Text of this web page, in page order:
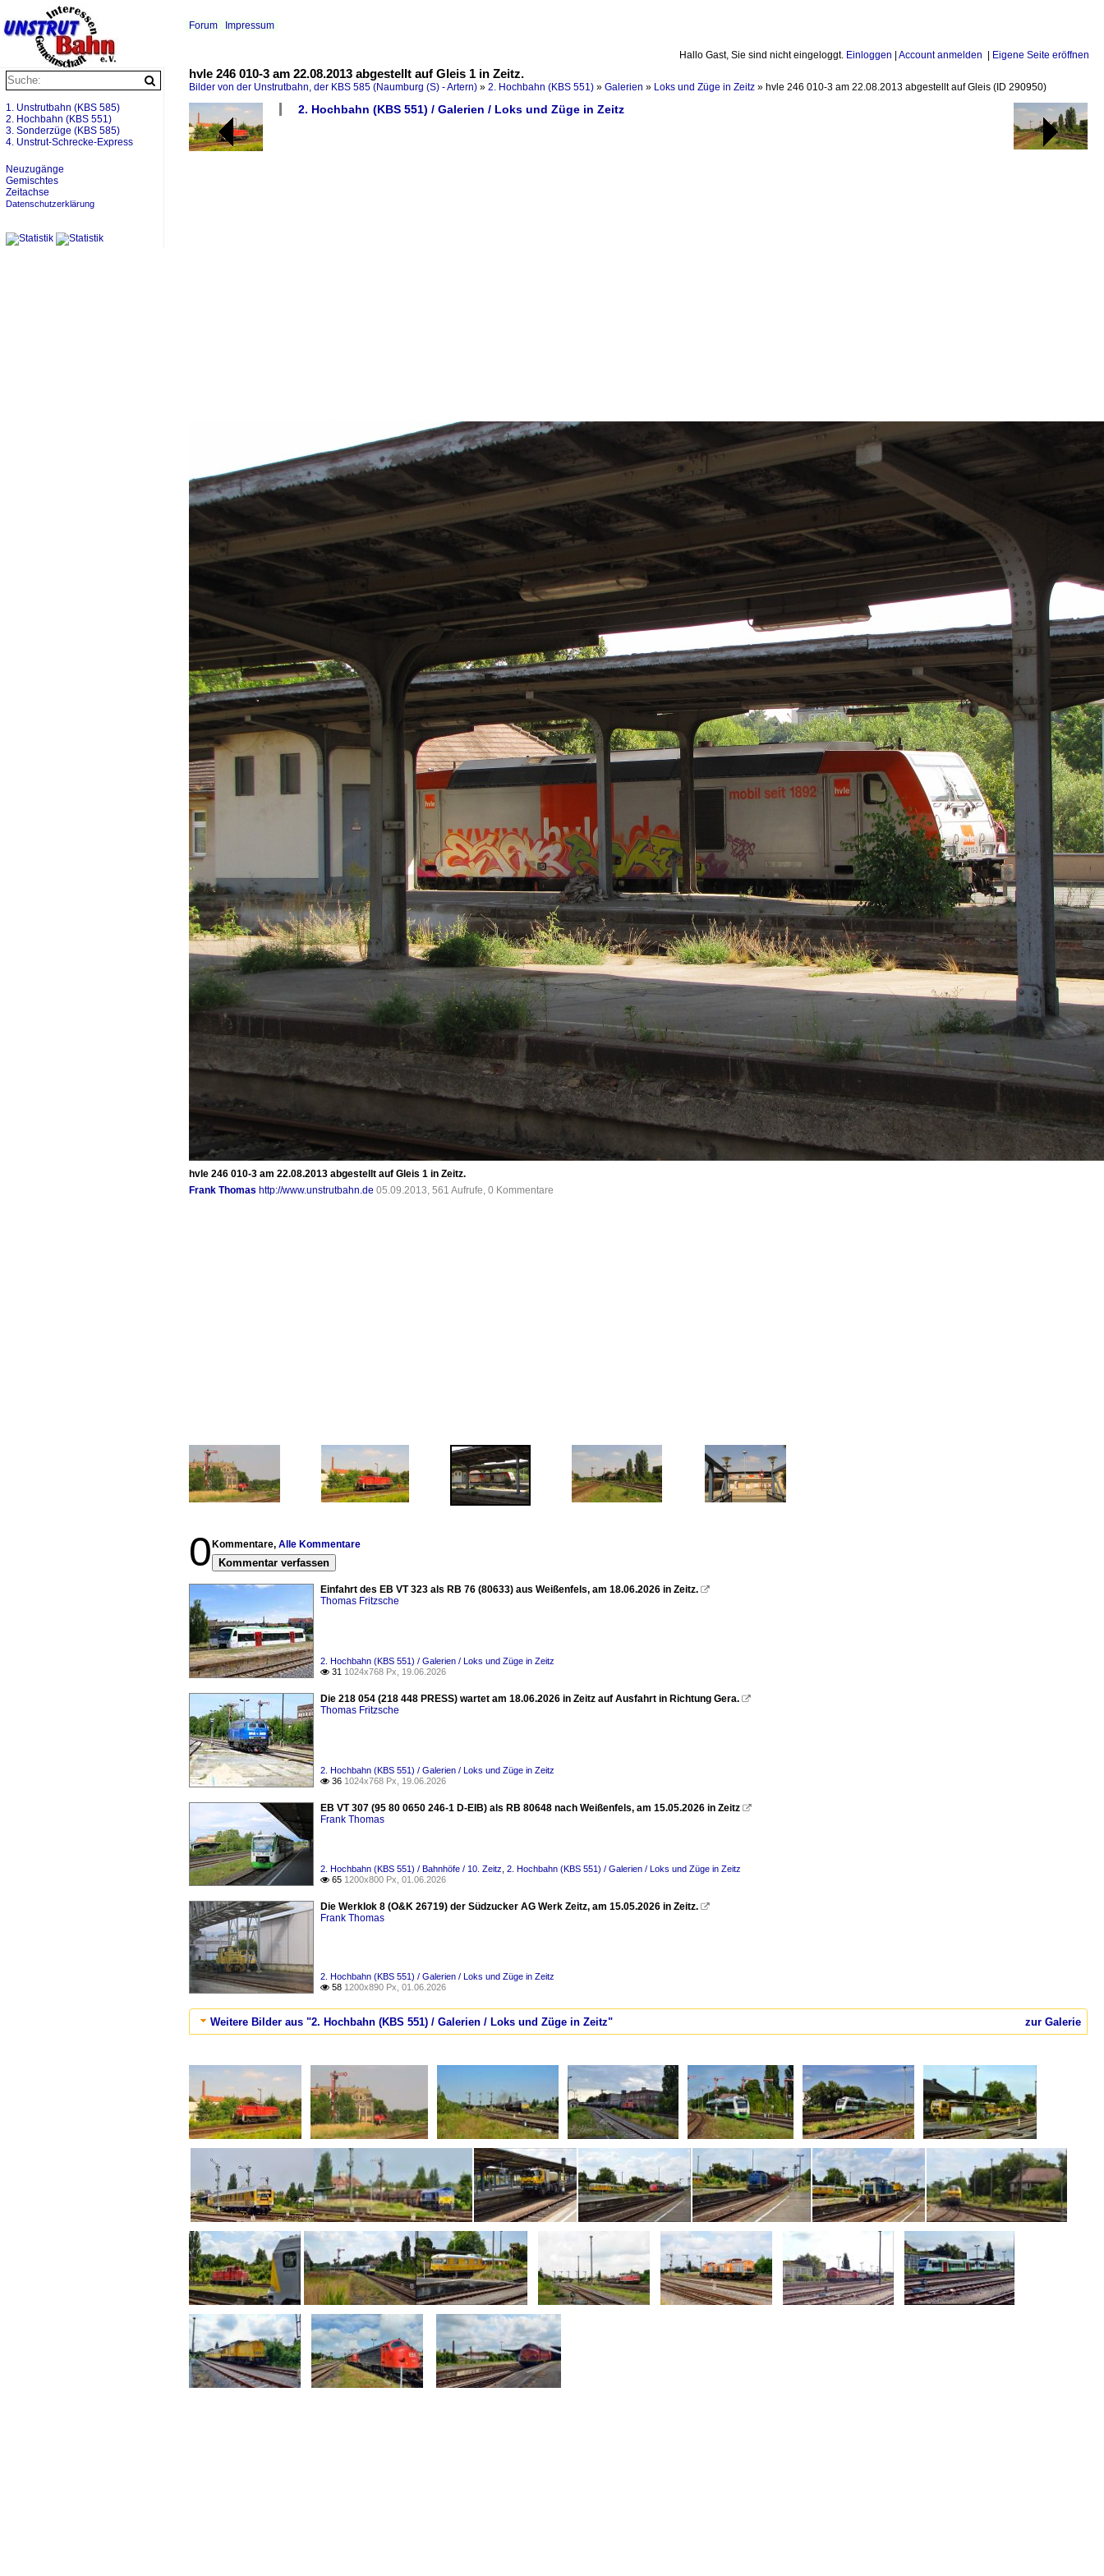
Hallo Gast, Sie sind nicht eingeloggt. Einloggen Account anmelden Eigene Seite eröffnen
Forum Impressum
hvle 246 010-3 am 22.08.2013 abgestellt auf Gleis 1 in Zeitz.
Bilder von der Unstrutbahn, der KBS 585 (Naumburg (S) - Artern) » 2. Hochbahn (KBS 551) » Galerien » Loks und Züge in Zeitz » hvle 246 010-3 am 22.08.2013 abgestellt auf Gleis (ID 290950)
2. Hochbahn (KBS 551) / Galerien / Loks und Züge in Zeitz
hvle 246 010-3 am 22.08.2013 abgestellt auf Gleis 1 in Zeitz.
Frank Thomas http://www.unstrutbahn.de 05.09.2013, 561 Aufrufe, 0 Kommentare
0 Kommentare, Alle Kommentare
Kommentar verfassen
Einfahrt des EB VT 323 als RB 76 (80633) aus Weißenfels, am 18.06.2026 in Zeitz. 
Thomas Fritzsche
2. Hochbahn (KBS 551) / Galerien / Loks und Züge in Zeitz
 31 1024x768 Px, 19.06.2026
Die 218 054 (218 448 PRESS) wartet am 18.06.2026 in Zeitz auf Ausfahrt in Richtung Gera. 
Thomas Fritzsche
2. Hochbahn (KBS 551) / Galerien / Loks und Züge in Zeitz
 36 1024x768 Px, 19.06.2026
EB VT 307 (95 80 0650 246-1 D-EIB) als RB 80648 nach Weißenfels, am 15.05.2026 in Zeitz 
Frank Thomas
2. Hochbahn (KBS 551) / Bahnhöfe / 10. Zeitz 2. Hochbahn (KBS 551) / Galerien / Loks und Züge in Zeitz
 65 1200x800 Px, 01.06.2026
Die Werklok 8 (O&K 26719) der Südzucker AG Werk Zeitz, am 15.05.2026 in Zeitz. 
Frank Thomas
2. Hochbahn (KBS 551) / Galerien / Loks und Züge in Zeitz
 58 1200x890 Px, 01.06.2026
zur Galerie
Weitere Bilder aus "2. Hochbahn (KBS 551) / Galerien / Loks und Züge in Zeitz"
1. Unstrutbahn (KBS 585)
2. Hochbahn (KBS 551)
3. Sonderzüge (KBS 585)
4. Unstrut-Schrecke-Express
Neuzugänge
Gemischtes
Zeitachse
Datenschutzerklärung